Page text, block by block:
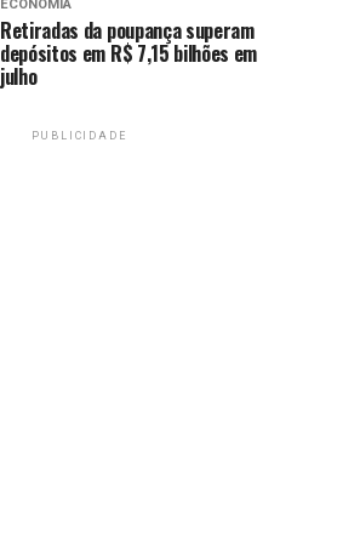
ECONOMIA
Retiradas da poupança superam
depósitos em R$ 7,15 bilhões em
julho
PUBLICIDADE